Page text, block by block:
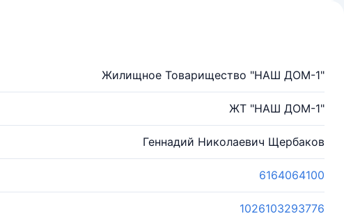
Жилищное Товарищество "НАШ ДОМ-1"
ЖТ "НАШ ДОМ-1"
Геннадий Николаевич Щербаков
6164064100
1026103293776